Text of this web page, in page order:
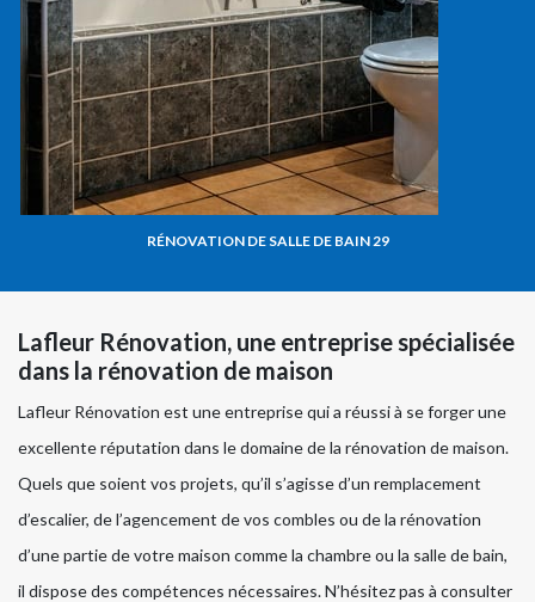
RÉNOVATION DE SALLE DE BAIN 29
Lafleur Rénovation, une entreprise spécialisée
dans la rénovation de maison
Lafleur Rénovation est une entreprise qui a réussi à se forger une
excellente réputation dans le domaine de la rénovation de maison.
Quels que soient vos projets, qu’il s’agisse d’un remplacement
d’escalier, de l’agencement de vos combles ou de la rénovation
d’une partie de votre maison comme la chambre ou la salle de bain,
il dispose des compétences nécessaires. N’hésitez pas à consulter